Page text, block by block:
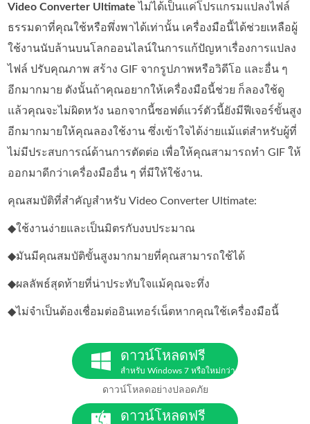
Video Converter Ultimate ไม่ได้เป็นแค่โปรแกรมแปลงไฟล์
ธรรมดาที่คุณใช้หรือพึ่งพาได้เท่านั้น เครื่องมือนี้ได้ช่วยเหลือผู้
ใช้งานนับล้านบนโลกออนไลน์ในการแก้ปัญหาเรื่องการแปลง
ไฟล์ ปรับคุณภาพ สร้าง GIF จากรูปภาพหรือวิดีโอ และอื่น ๆ
อีกมากมาย ดังนั้นถ้าคุณอยากให้เครื่องมือนี้ช่วย ก็ลองใช้ดู
แล้วคุณจะไม่ผิดหวัง นอกจากนี้ซอฟต์แวร์ตัวนี้ยังมีฟีเจอร์ขั้นสูง
อีกมากมายให้คุณลองใช้งาน ซึ่งเข้าใจได้ง่ายแม้แต่สำหรับผู้ที่
ไม่มีประสบการณ์ด้านการตัดต่อ เพื่อให้คุณสามารถทำ GIF ให้
ออกมาดีกว่าเครื่องมืออื่น ๆ ที่มีให้ใช้งาน.
คุณสมบัติที่สำคัญสำหรับ Video Converter Ultimate:
◆ใช้งานง่ายและเป็นมิตรกับงบประมาณ
◆มันมีคุณสมบัติขั้นสูงมากมายที่คุณสามารถใช้ได้
◆ผลลัพธ์สุดท้ายที่น่าประทับใจแม้คุณจะทึ่ง
◆ไม่จำเป็นต้องเชื่อมต่ออินเทอร์เน็ตหากคุณใช้เครื่องมือนี้
ดาวน์โหลดฟรี
สำหรับ Windows 7 หรือใหม่กว่า
ดาวน์โหลดอย่างปลอดภัย
ดาวน์โหลดฟรี